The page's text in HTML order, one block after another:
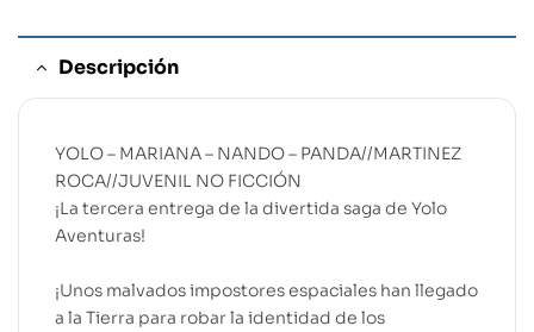
Descripción
YOLO – MARIANA – NANDO – PANDA//MARTINEZ
ROCA//JUVENIL NO FICCIÓN
¡La tercera entrega de la divertida saga de Yolo
Aventuras!
¡Unos malvados impostores espaciales han llegado
a la Tierra para robar la identidad de los